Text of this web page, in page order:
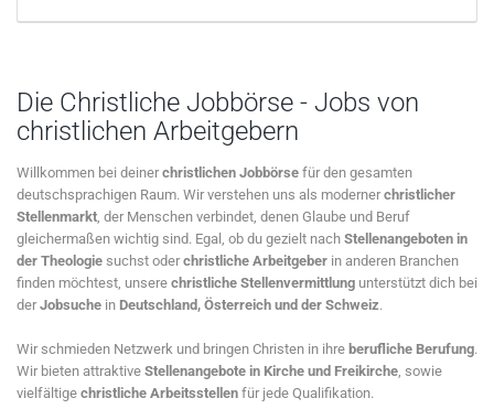
Die Christliche Jobbörse - Jobs von
christlichen Arbeitgebern
Willkommen bei deinerchristlichen Jobbörse für den gesamten
deutschsprachigen Raum. Wir verstehen uns als modernerchristlicher
Stellenmarkt, der Menschen verbindet, denen Glaube und Beruf
gleichermaßen wichtig sind. Egal, ob du gezielt nach Stellenangeboten in
der Theologie suchst oderchristliche Arbeitgeber in anderen Branchen
finden möchtest, unsere christliche Stellenvermittlung unterstützt dich bei
derJobsuche in Deutschland, Österreich und der Schweiz.
Wir schmieden Netzwerk und bringen Christen in ihre berufliche Berufung.
Wir bieten attraktive Stellenangebote in Kirche und Freikirche, sowie
vielfältige christliche Arbeitsstellen für jede Qualifikation.